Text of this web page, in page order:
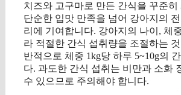
치즈와 고구마로 만든 간식을 꾸준히
단순한 입맛 만족을 넘어 강아지의
리에 기여합니다. 강아지의 나이, 체
라 적절한 간식 섭취량을 조절하는
반적으로 체중 1kg당 하루 5~10g의
다. 과도한 간식 섭취는 비만과 소화
수 있으므로 주의해야 합니다.